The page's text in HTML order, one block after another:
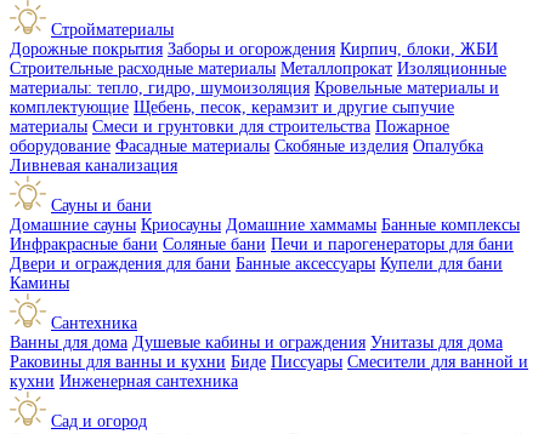
Стройматериалы
Дорожные покрытия Заборы и огорождения Кирпич, блоки, ЖБИ
Строительные расходные материалы Металлопрокат Изоляционные
материалы: тепло, гидро, шумоизоляция Кровельные материалы и
комплектующие Щебень, песок, керамзит и другие сыпучие
материалы Смеси и грунтовки для строительства Пожарное
оборудование Фасадные материалы Скобяные изделия Опалубка
Ливневая канализация
Сауны и бани
Домашние сауны Криосауны Домашние хаммамы Банные комплексы
Инфракрасные бани Соляные бани Печи и парогенераторы для бани
Двери и ограждения для бани Банные аксессуары Купели для бани
Камины
Сантехника
Ванны для дома Душевые кабины и ограждения Унитазы для дома
Раковины для ванны и кухни Биде Писсуары Смесители для ванной и
кухни Инженерная сантехника
Сад и огород